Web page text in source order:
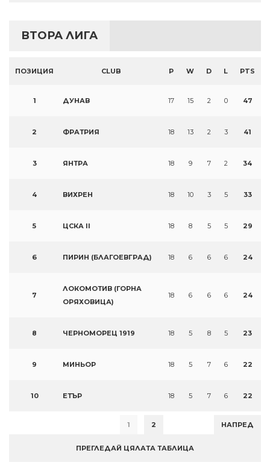
ВТОРА ЛИГА
ПОЗИЦИЯ CLUB P W D L PTS
1 ДУНАВ 17 15 2 0 47
2 ФРАТРИЯ 18 13 2 3 41
3 ЯНТРА 18 9 7 2 34
4 ВИХРЕН 18 10 3 5 33
5 ЦСКА II 18 8 5 5 29
6 ПИРИН (БЛАГОЕВГРАД) 18 6 6 6 24
7
ЛОКОМОТИВ (ГОРНА
ОРЯХОВИЦА)
18 6 6 6 24
8 ЧЕРНОМОРЕЦ 1919 18 5 8 5 23
9 МИНЬОР 18 5 7 6 22
10 ЕТЪР 18 5 7 6 22
1 2 НАПРЕД
ПРЕГЛЕДАЙ ЦЯЛАТА ТАБЛИЦА